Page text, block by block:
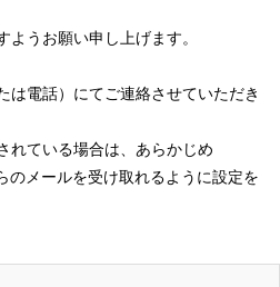
うお願い申し上げます。
電話）にてご連絡させていただき
れている場合は、あらかじめ
のメールを受け取れるように設定を